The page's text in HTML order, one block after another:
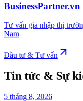
BusinessPartner.vn
Tư vấn gia nhập thị
Nam
Đầu tư & Tư vấn
Tin tức & Sự
5 tháng 8, 2026